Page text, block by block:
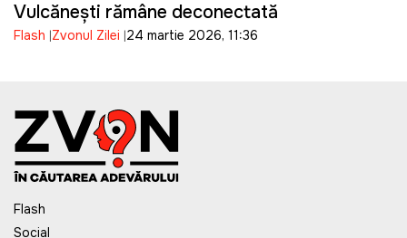
Vulcănești rămâne deconectată
Flash Zvonul Zilei 24 martie 2026, 11:36
Flash
Social